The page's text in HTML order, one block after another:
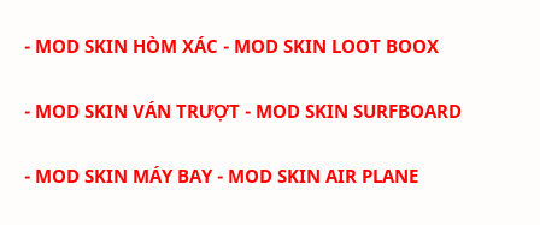
- MOD SKIN HÒM XÁC - MOD SKIN LOOT BOOX
- MOD SKIN VÁN TRƯỢT - MOD SKIN SURFBOARD
- MOD SKIN MÁY BAY - MOD SKIN AIR PLANE